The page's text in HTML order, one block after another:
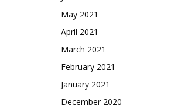
May 2021
April 2021
March 2021
February 2021
January 2021
December 2020